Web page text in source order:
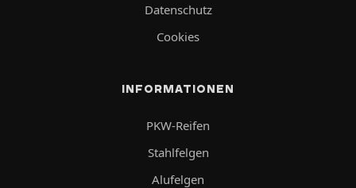
Datenschutz
Cookies
INFORMATIONEN
PKW-Reifen
Stahlfelgen
Alufelgen